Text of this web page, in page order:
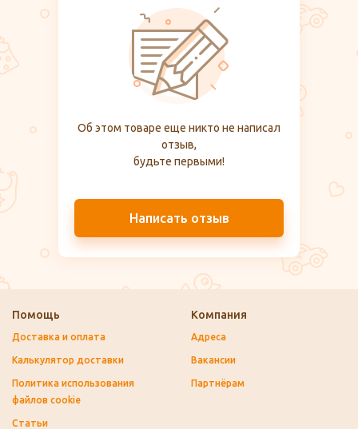
Об этом товаре еще никто не написал
отзыв,
будьте первыми!
Написать отзыв
Помощь
Доставка и оплата
Калькулятор доставки
Политика использования
файлов cookie
Статьи
Компания
Адреса
Вакансии
Партнёрам